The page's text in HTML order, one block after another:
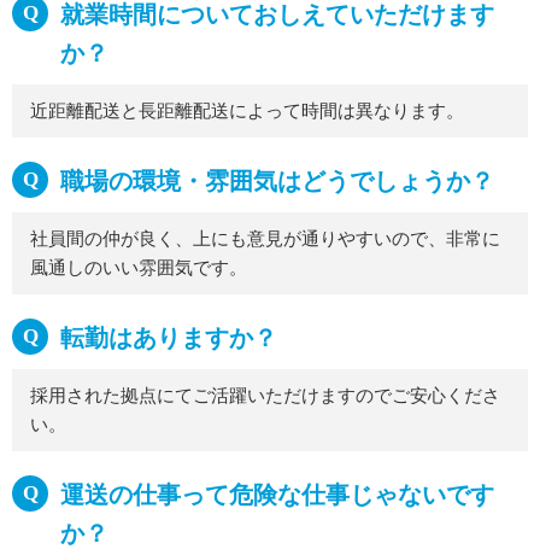
就業時間についておしえていただけます
か？
近距離配送と長距離配送によって時間は異なります。
職場の環境・雰囲気はどうでしょうか？
社員間の仲が良く、上にも意見が通りやすいので、非常に
風通しのいい雰囲気です。
転勤はありますか？
採用された拠点にてご活躍いただけますのでご安心くださ
い。
運送の仕事って危険な仕事じゃないです
か？